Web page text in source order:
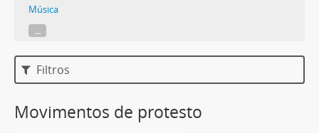
Música
...
Filtros
Movimentos de protesto